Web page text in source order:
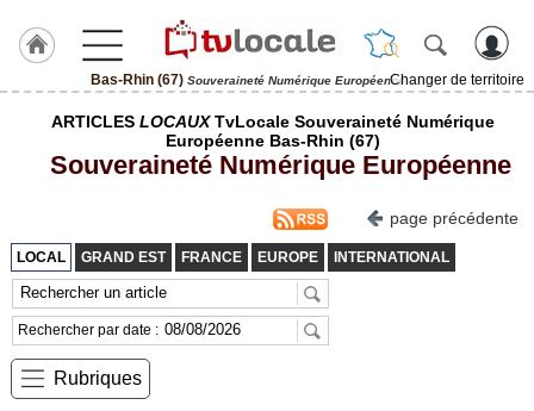
Bas-Rhin (67) Souveraineté Numérique EuropéenneChanger de territoire
J'adhère
(67)
TvLocale
France
Accueil
ARTICLES LOCAUXTvLocale Souveraineté Numérique
Européenne Bas-Rhin (67)
Souveraineté Numérique Européenne
page précédente
LOCAL GRAND EST FRANCE EUROPE INTERNATIONAL
Rechercher par date :
Rubriques